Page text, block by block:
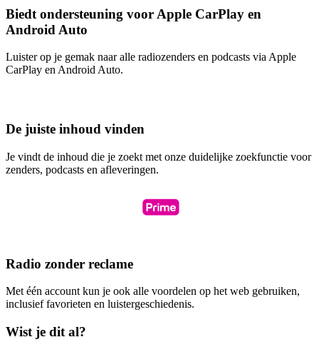
Biedt ondersteuning voor Apple CarPlay en
Android Auto
Luister op je gemak naar alle radiozenders en podcasts via Apple
CarPlay en Android Auto.
De juiste inhoud vinden
Je vindt de inhoud die je zoekt met onze duidelijke zoekfunctie voor
zenders, podcasts en afleveringen.
Radio zonder reclame
Met één account kun je ook alle voordelen op het web gebruiken,
inclusief favorieten en luistergeschiedenis.
Wist je dit al?